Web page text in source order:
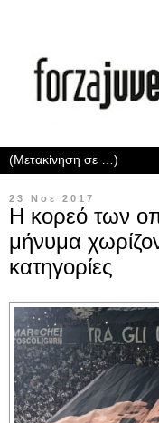
23 Νοε 2017
Η κορεό των
μήνυμα
κατηγορίες